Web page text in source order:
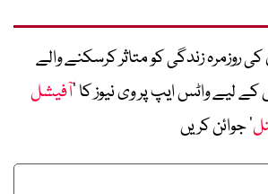
روزمرہ زندگی کو متاثر کرسکنے والے
لیے واٹس ایپ پر وی نیوز کا ’آفیشل
‘ جوائن کریں